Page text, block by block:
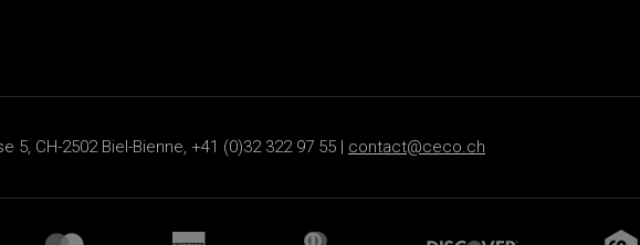
CH-2502 Biel-Bienne, +41 (0)32 322 97 55 | contact@ceco.ch